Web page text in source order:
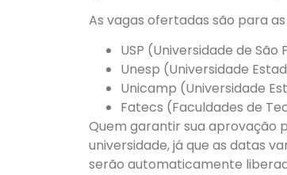
As vagas ofertadas são para
USP (Universidade de São
Unesp (Universidade
Unicamp (Universidade
Fatecs (Faculdades de
Quem garantir sua aprovação
universidade, já que as datas
serão automaticamente